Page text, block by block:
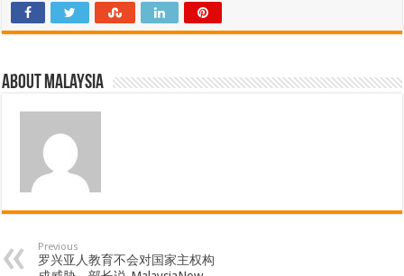
About Malaysia
Previous
罗兴亚人教育不会对国家主权构